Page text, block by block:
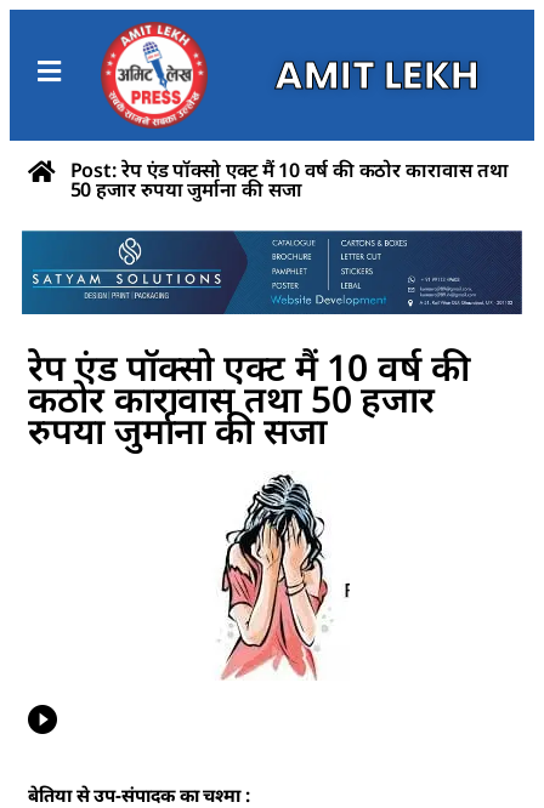
AMIT LEKH
Post: रेप एंड पॉक्सो एक्ट मैं 10 वर्ष की कठोर कारावास तथा
50 हजार रुपया जुर्माना की सजा
रेप एंड पॉक्सो एक्ट मैं 10 वर्ष की
कठोर कारावास तथा 50 हजार
रुपया जुर्माना की सजा
बेतिया से उप-संपादक का चश्मा :